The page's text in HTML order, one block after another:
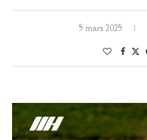
5 mars 2025